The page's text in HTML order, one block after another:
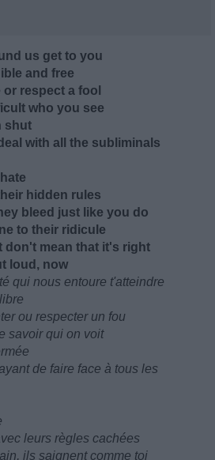
us get to you
and free
respect a fool
who you see
shut
with all the subliminals
hidden rules
bleed just like you do
to their ridicule
don't mean that it's right
loud, now
qui nous entoure t'atteindre
ou respecter un fou
savoir qui on voit
de faire face à tous les
leurs règles cachées
ils saignent comme toi